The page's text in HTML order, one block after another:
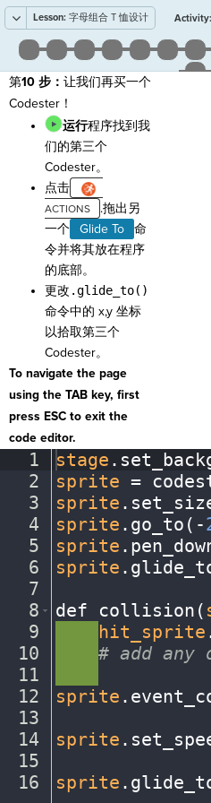
Lesson: 字母组合 T 恤设计 Activity:
第10 步： 让我们再买一个
Codester！
运行程序找到我
们的第三个
Codester。
点击
.拖出另
一个
Glide To
命
令并将其放在程序
的底部。
更改 .glide_to()
命令中的 x,y 坐标
以拾取第三个
Codester。
To navigate the page
using the TAB key, first
press ESC to exit the
code editor.
1
2
3
4
5
6
7
8
9
10
11
12
13
14
15
16
stage .
sprite =
sprite .
sprite . go_to( -
sprite .
sprite .
def
collision(
hit_sprite
# add any
sprite .
sprite .
sprite .